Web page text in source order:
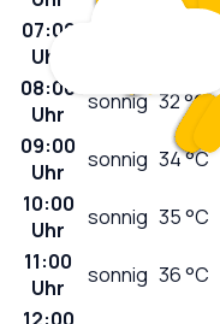
07:00
Uhr
08:00
Uhr
sonnig 32°C
09:00
Uhr
sonnig 34°C
10:00
Uhr
sonnig 35°C
11:00
Uhr
sonnig 36°C